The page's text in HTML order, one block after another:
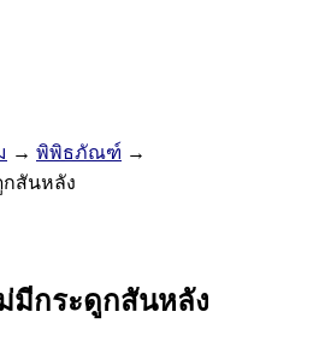
→ พิพิธภัณฑ์ →
สันหลัง
กระดูกสันหลัง